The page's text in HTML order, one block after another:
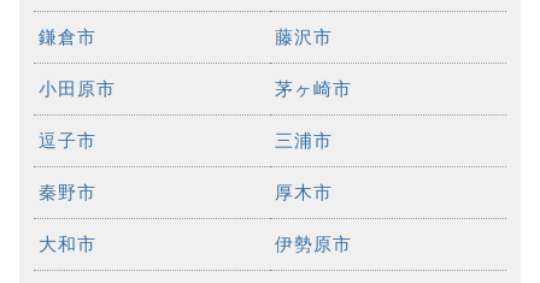
鎌倉市 藤沢市
小田原市 茅ヶ崎市
逗子市 三浦市
秦野市 厚木市
大和市 伊勢原市